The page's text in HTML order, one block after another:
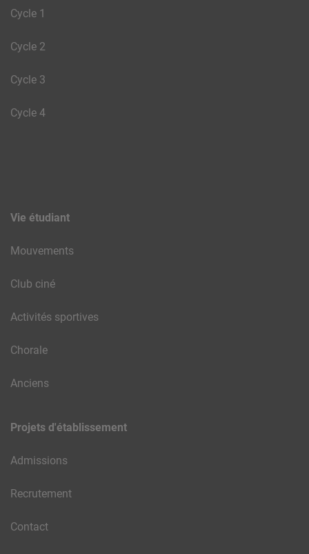
Cycle 1
Cycle 2
Cycle 3
Cycle 4
Vie étudiant
Mouvements
Club ciné
Activités sportives
Chorale
Anciens
Projets d'établissement
Admissions
Recrutement
Contact